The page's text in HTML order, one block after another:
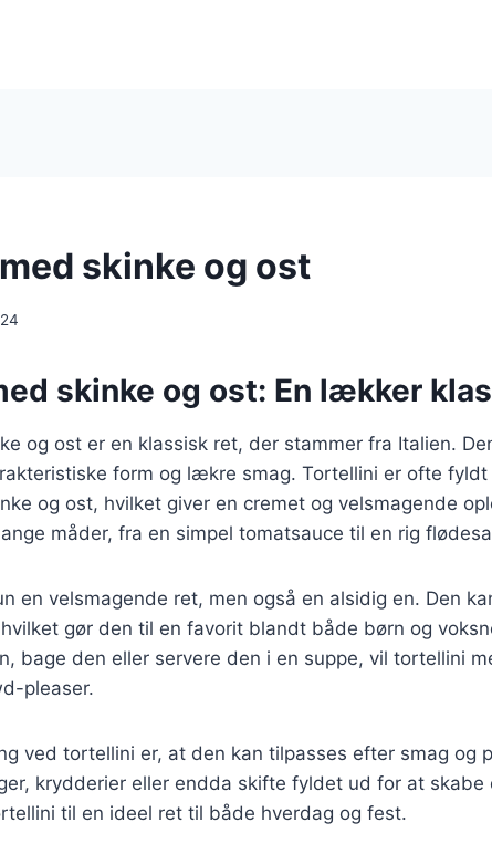
skinke og ost
skinke og ost: En lækker
og ost er en klassisk ret, der stammer fra Italien.
form og lækre smag. Tortellini er ofte fyldt
og ost, hvilket giver en cremet og velsmagende
måder, fra en simpel tomatsauce til en rig
en velsmagende ret, men også en alsidig en. Den
gør den til en favorit blandt både børn og
bage den eller servere den i en suppe, vil tortellini
pleaser.
ved tortellini er, at den kan tilpasses efter smag og
krydderier eller endda skifte fyldet ud for at skabe
til en ideel ret til både hverdag og fest.